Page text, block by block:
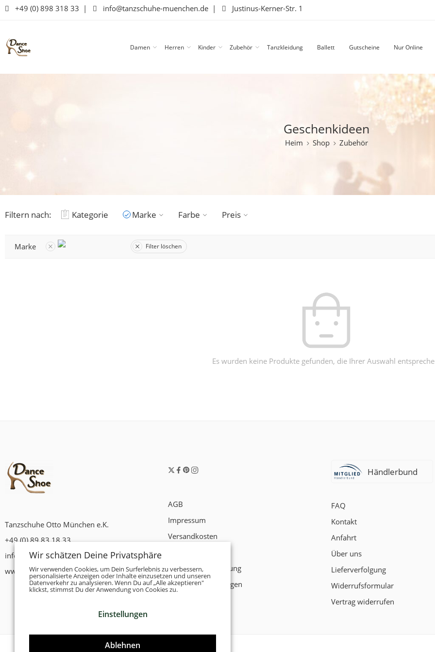
+49 (0) 898 318 33 | info@tanzschuhe-muenchen.de | Justinus-Kerner-Str. 1
Damen Herren Kinder Zubehör Tanzkleidung Ballett Gutscheine Nur Online
Geschenkideen
Heim Shop Zubehör
Filtern nach: Kategorie Marke Farbe Preis
Marke Filter löschen
Es wurden keine Produkte gefunden, die Ihrer Auswahl
Tanzschuhe Otto München e.K.
+49 (0) 89 83 18 33
info@tanzschuhe-muenchen.de
www.tanzschuhe-muenchen.de
AGB
Impressum
Versandkosten
Datenschutzerklärung
Zahlungsbedingungen
Händlerbund
FAQ
Kontakt
Anfahrt
Über uns
Lieferverfolgung
Widerrufsformular
Vertrag widerrufen
Wir schätzen Deine Privatsphäre
Wir verwenden Cookies, um Dein Surferlebnis zu verbessern,
personalisierte Anzeigen oder Inhalte einzusetzen und unseren
Datenverkehr zu analysieren. Wenn Du auf „Alle akzeptieren"
klickst, stimmst Du der Anwendung von Cookies zu.
Einstellungen
Ablehnen